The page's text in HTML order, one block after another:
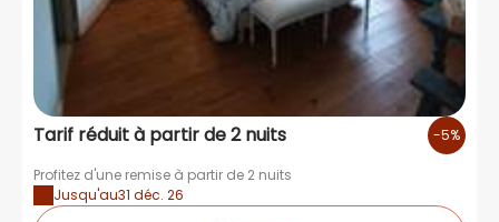
Tarif réduit à partir de 2 nuits -5%
Profitez d'une remise à partir de 2 nuits
Jusqu'au31 déc. 26